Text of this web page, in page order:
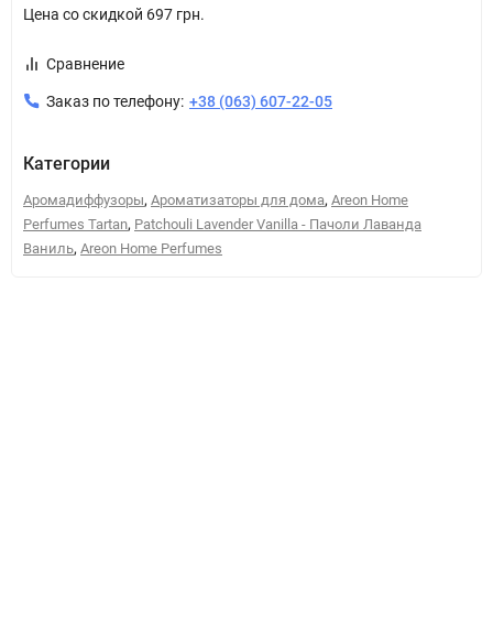
Цена со скидкой 697 грн.
Сравнение
Заказ по телефону: +38 (063) 607-22-05
Категории
Аромадиффузоры, Ароматизаторы для дома, Areon Home
Perfumes Tartan, Patchouli Lavender Vanilla - Пачоли Лаванда
Ваниль, Areon Home Perfumes